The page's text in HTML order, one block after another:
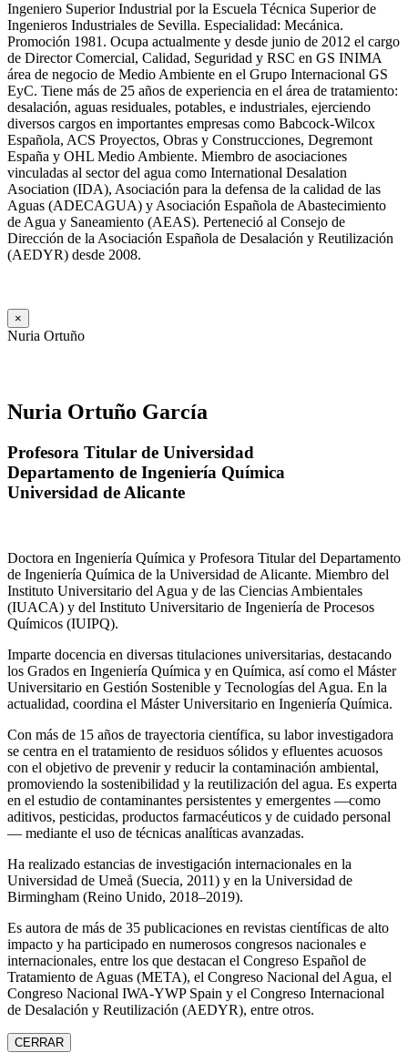
Ingeniero Superior Industrial por la Escuela Técnica Superior de
Ingenieros Industriales de Sevilla. Especialidad: Mecánica.
Promoción 1981. Ocupa actualmente y desde junio de 2012 el cargo
de Director Comercial, Calidad, Seguridad y RSC en GS INIMA
área de negocio de Medio Ambiente en el Grupo Internacional GS
EyC. Tiene más de 25 años de experiencia en el área de tratamiento:
desalación, aguas residuales, potables, e industriales, ejerciendo
diversos cargos en importantes empresas como Babcock-Wilcox
Española, ACS Proyectos, Obras y Construcciones, Degremont
España y OHL Medio Ambiente. Miembro de asociaciones
vinculadas al sector del agua como International Desalation
Asociation (IDA), Asociación para la defensa de la calidad de las
Aguas (ADECAGUA) y Asociación Española de Abastecimiento
de Agua y Saneamiento (AEAS). Perteneció al Consejo de
Dirección de la Asociación Española de Desalación y Reutilización
(AEDYR) desde 2008.
×
Nuria Ortuño
Nuria Ortuño García
Profesora Titular de Universidad
Departamento de Ingeniería Química
Universidad de Alicante
Doctora en Ingeniería Química y Profesora Titular del Departamento
de Ingeniería Química de la Universidad de Alicante. Miembro del
Instituto Universitario del Agua y de las Ciencias Ambientales
(IUACA) y del Instituto Universitario de Ingeniería de Procesos
Químicos (IUIPQ).
Imparte docencia en diversas titulaciones universitarias, destacando
los Grados en Ingeniería Química y en Química, así como el Máster
Universitario en Gestión Sostenible y Tecnologías del Agua. En la
actualidad, coordina el Máster Universitario en Ingeniería Química.
Con más de 15 años de trayectoria científica, su labor investigadora
se centra en el tratamiento de residuos sólidos y efluentes acuosos
con el objetivo de prevenir y reducir la contaminación ambiental,
promoviendo la sostenibilidad y la reutilización del agua. Es experta
en el estudio de contaminantes persistentes y emergentes —como
aditivos, pesticidas, productos farmacéuticos y de cuidado personal
— mediante el uso de técnicas analíticas avanzadas.
Ha realizado estancias de investigación internacionales en la
Universidad de Umeå (Suecia, 2011) y en la Universidad de
Birmingham (Reino Unido, 2018–2019).
Es autora de más de 35 publicaciones en revistas científicas de alto
impacto y ha participado en numerosos congresos nacionales e
internacionales, entre los que destacan el Congreso Español de
Tratamiento de Aguas (META), el Congreso Nacional del Agua, el
Congreso Nacional IWA‑YWP Spain y el Congreso Internacional
de Desalación y Reutilización (AEDYR), entre otros.
CERRAR